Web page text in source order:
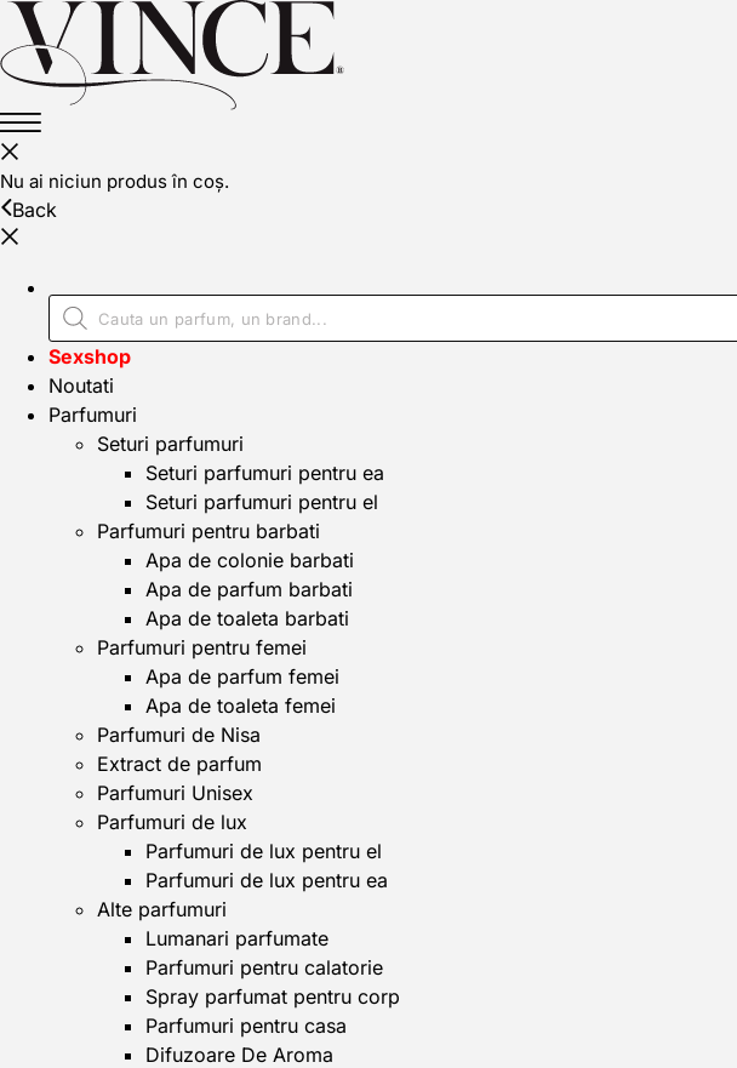
Nu ai niciun produs în coș.
Back
Sexshop
Noutati
Parfumuri
Seturi parfumuri
Seturi parfumuri pentru ea
Seturi parfumuri pentru el
Parfumuri pentru barbati
Apa de colonie barbati
Apa de parfum barbati
Apa de toaleta barbati
Parfumuri pentru femei
Apa de parfum femei
Apa de toaleta femei
Parfumuri de Nisa
Extract de parfum
Parfumuri Unisex
Parfumuri de lux
Parfumuri de lux pentru el
Parfumuri de lux pentru ea
Alte parfumuri
Lumanari parfumate
Parfumuri pentru calatorie
Spray parfumat pentru corp
Parfumuri pentru casa
Difuzoare De Aroma